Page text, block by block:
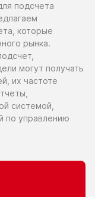
подсчета
которые
рынка.
могут получать
их частоте
системой,
по управлению